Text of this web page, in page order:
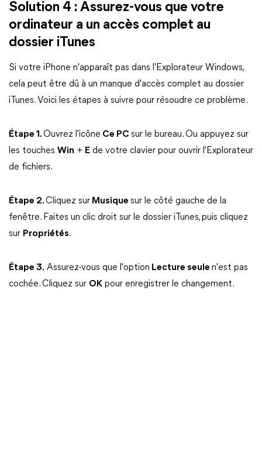
Solution 4 : Assurez-vous que votre
ordinateur a un accès complet au
dossier iTunes
Si votre iPhone n'apparaît pas dans l'Explorateur Windows,
cela peut être dû à un manque d'accès complet au dossier
iTunes. Voici les étapes à suivre pour résoudre ce problème.
Étape 1.Ouvrez l'icône Ce PC sur le bureau. Ou appuyez sur
les touches Win + E de votre clavier pour ouvrir l'Explorateur
de fichiers.
Étape 2.Cliquez sur Musique sur le côté gauche de la
fenêtre. Faites un clic droit sur le dossier iTunes, puis cliquez
sur Propriétés.
Étape 3. Assurez-vous que l'option Lecture seule n'est pas
cochée. Cliquez sur OK pour enregistrer le changement.